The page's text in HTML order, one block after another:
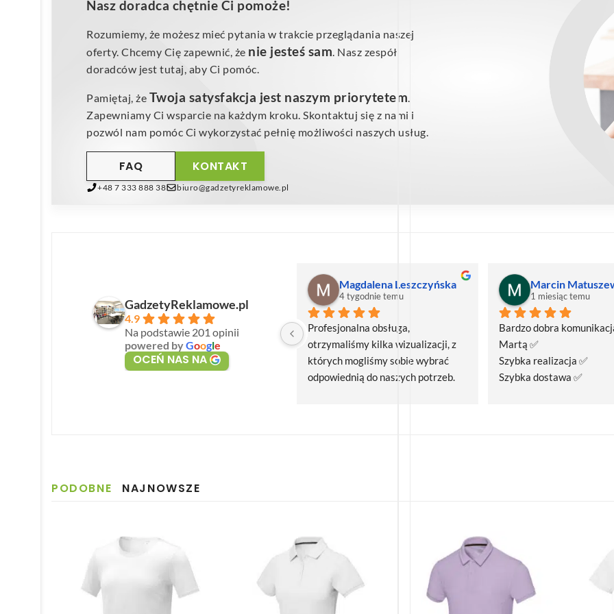
Nasz doradca chętnie Ci pomoże!
Rozumiemy, że możesz mieć pytania w trakcie przeglądania naszej
oferty. Chcemy Cię zapewnić, że nie jesteś sam. Nasz zespół
doradców jest tutaj, aby Ci pomóc.
Pamiętaj, że Twoja satysfakcja jest naszym priorytetem.
Zapewniamy Ci wsparcie na każdym kroku. Skontaktuj się z nami i
pozwól nam pomóc Ci wykorzystać pełnię możliwości naszych usług.
KONTAKT
FAQ
+48 7 333 888 38 biuro@gadzetyreklamowe.pl
GadzetyReklamowe.pl
4.9
Na podstawie 201 opinii
powered byGoogle
OCEŃ NAS NA
Magdalena Leszczyńska
4 tygodnie temu
Profesjonalna obsługa,
otrzymaliśmy kilka wizualizacji, z
których mogliśmy sobie wybrać
odpowiednią do naszych potrzeb.
Marcin
1 miesiąc temu
Bardzo dobra
Martą ✅
Szybka realizacja ✅
Szybka dostawa ✅
PODOBNE NAJNOWSZE